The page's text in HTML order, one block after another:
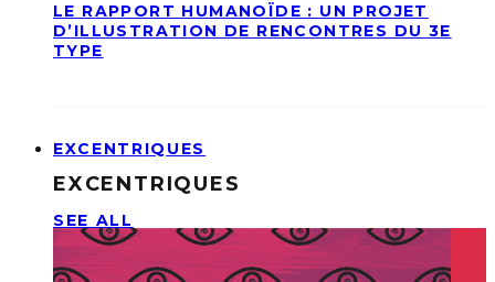
LE RAPPORT HUMANOÏDE : UN PROJET
D’ILLUSTRATION DE RENCONTRES DU 3E
TYPE
EXCENTRIQUES
EXCENTRIQUES
SEE ALL